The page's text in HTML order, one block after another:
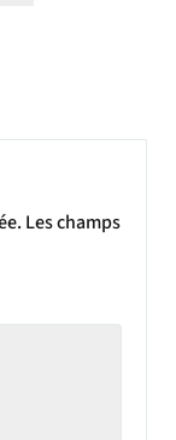
Les champs